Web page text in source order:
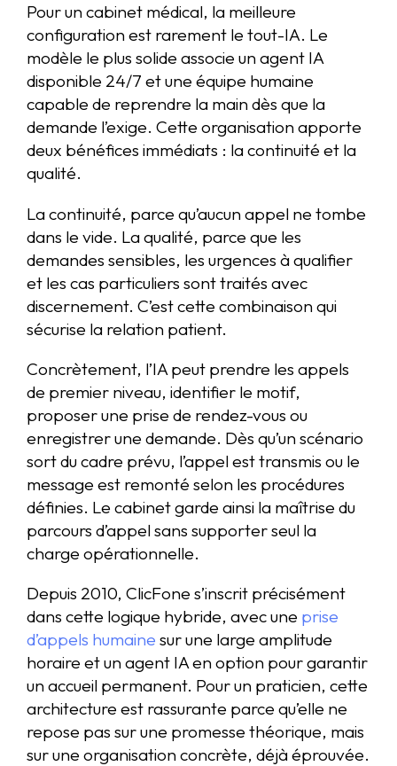
Pour un cabinet médical, la meilleure
configuration est rarement le tout-IA. Le
modèle le plus solide associe un agent IA
disponible 24/7 et une équipe humaine
capable de reprendre la main dès que la
demande l’exige. Cette organisation apporte
deux bénéfices immédiats : la continuité et la
qualité.
La continuité, parce qu’aucun appel ne tombe
dans le vide. La qualité, parce que les
demandes sensibles, les urgences à qualifier
et les cas particuliers sont traités avec
discernement. C’est cette combinaison qui
sécurise la relation patient.
Concrètement, l’IA peut prendre les appels
de premier niveau, identifier le motif,
proposer une prise de rendez-vous ou
enregistrer une demande. Dès qu’un scénario
sort du cadre prévu, l’appel est transmis ou le
message est remonté selon les procédures
définies. Le cabinet garde ainsi la maîtrise du
parcours d’appel sans supporter seul la
charge opérationnelle.
Depuis 2010, ClicFone s’inscrit précisément
dans cette logique hybride, avec une prise
d’appels humaine sur une large amplitude
horaire et un agent IA en option pour garantir
un accueil permanent. Pour un praticien, cette
architecture est rassurante parce qu’elle ne
repose pas sur une promesse théorique, mais
sur une organisation concrète, déjà éprouvée.